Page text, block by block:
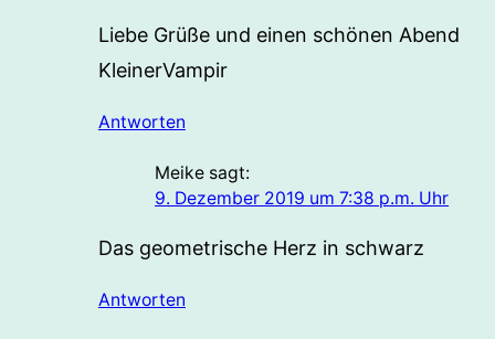
Liebe Grüße und einen schönen Abend
KleinerVampir
Antworten
Meike sagt:
9. Dezember 2019 um 7:38 p.m. Uhr
Das geometrische Herz in schwarz
Antworten